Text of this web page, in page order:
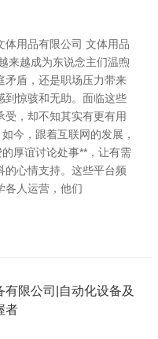
体用品有限公司 文体用品
来越成为东说念主们温煦
矛盾，还是职场压力带来
到惊骇和无助。面临这些
，却不知其实有更有用
今，跟着互联网的发展，
厚谊讨论处事**，让有需
的心情支持。这些平台频
各人运营，他们
限公司|自动化设备及
者